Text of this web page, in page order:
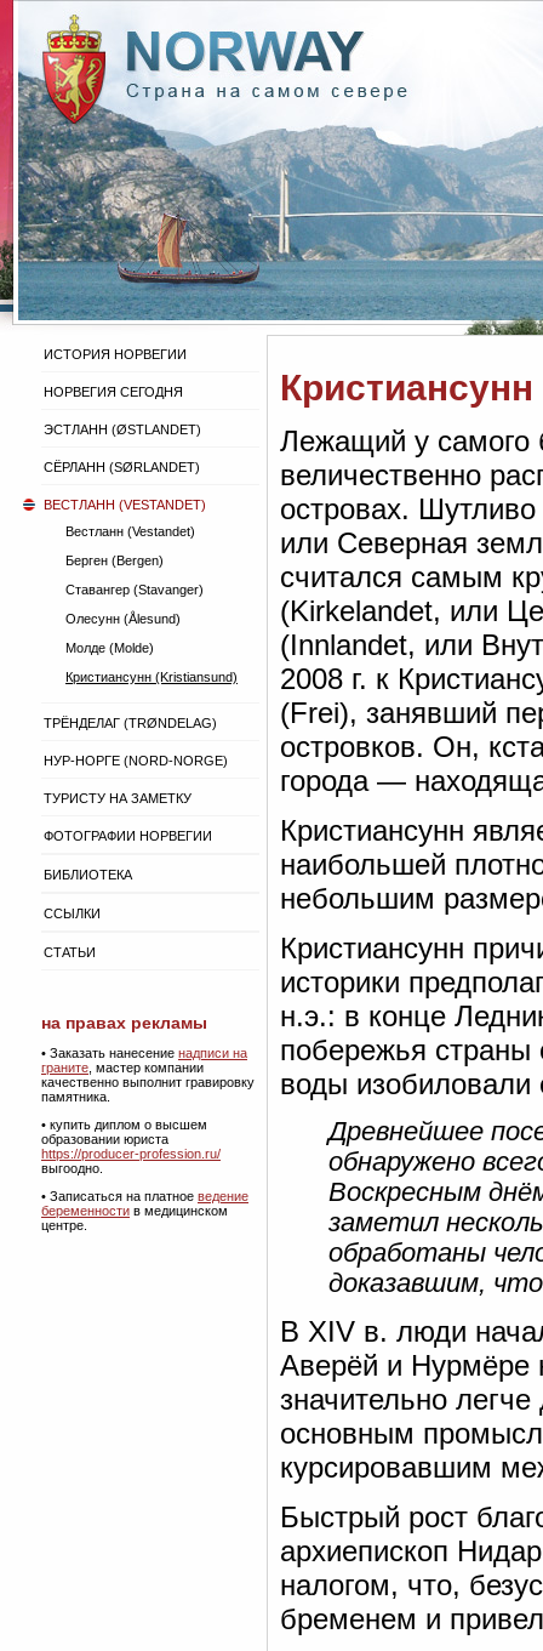
ИСТОРИЯ НОРВЕГИИ
НОРВЕГИЯ СЕГОДНЯ
ЭСТЛАНН (ØSTLANDET)
СЁРЛАНН (SØRLANDET)
ВЕСТЛАНН (VESTANDET)
Вестланн (Vestandet)
Берген (Bergen)
Ставангер (Stavanger)
Олесунн (Ålesund)
Молде (Molde)
Кристиансунн (Kristiansund)
ТРЁНДЕЛАГ (TRØNDELAG)
НУР-НОРГЕ (NORD-NORGE)
ТУРИСТУ НА ЗАМЕТКУ
ФОТОГРАФИИ НОРВЕГИИ
БИБЛИОТЕКА
ССЫЛКИ
СТАТЬИ
на правах рекламы
• Заказать нанесение надписи на
граните , мастер компании
качественно выполнит гравировку
памятника.
• купить диплом о высшем
образовании юриста
https://producer-profession.ru/
выгоодно.
• Записаться на платное ведение
беременности в медицинском
центре.
Лежащий у самого
величественно
островах.
или Северная
считался самым
(Kirkelandet, или
(Innlandet, или
2008 г. к
(Frei), занявший
островков. Он,
города —
Кристиансунн
наибольшей
небольшим
Кристиансунн
историки
н.э.: в конце
побережья страны
воды изобиловали
Древнейшее
обнаружено
Воскресным
заметил
обработаны
доказавшим,
В XIV в. люди
Аверёй и Нурмёре
значительно
основным
курсировавшим
Быстрый рост
архиепископ
налогом, что,
бременем и